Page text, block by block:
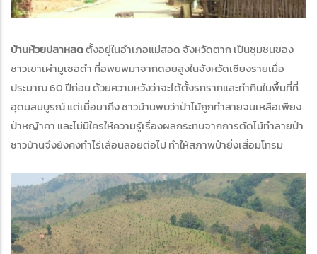
บ้านห้วยปลาหลดตั้งอยู่ในอำเภอแม่สอด จังหวัดตาก เป็นชุมชนของ
ชาวเขาเผ่ามูเซอดำ ที่อพยพมาจากดอยสูงในจังหวัดเชียงรายเมื่อ
ประมาณ 60 ปีก่อน ด้วยความหวังว่าจะได้ตั้งรกรากและทำกินในพื้นที่ที่
อุดมสมบูรณ์ แต่เมื่อมาถึง ชาวบ้านพบว่าป่าไม้ถูกทำลายจนเหลือเพียง
ป่าหญ้าคา และไม่มีใครให้ความรู้เรื่องผลกระทบจากการตัดไม้ทำลายป่า
ชาวบ้านจึงยังคงทำไร่เลื่อนลอยต่อไป ทำให้สภาพป่ายิ่งเสื่อมโทรม